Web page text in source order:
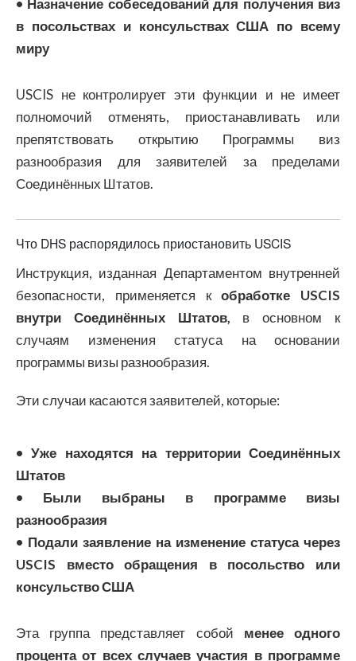
• Назначение собеседований для получения виз
в посольствах и консульствах США по всему
миру
USCIS не контролирует эти функции и не имеет
полномочий отменять, приостанавливать или
препятствовать открытию Программы виз
разнообразия для заявителей за пределами
Соединённых Штатов.
Что DHS распорядилось приостановить USCIS
Инструкция, изданная Департаментом внутренней
безопасности, применяется кобработке USCIS
внутри Соединённых Штатов, в основном к
случаям изменения статуса на основании
программы визы разнообразия.
Эти случаи касаются заявителей, которые:
• Уже находятся на территории Соединённых
Штатов
• Были выбраны в программе визы
разнообразия
• Подали заявление на изменение статуса через
USCIS вместо обращения в посольство или
консульство США
Эта группа представляет собой менее одного
процента от всех случаев участия в программе